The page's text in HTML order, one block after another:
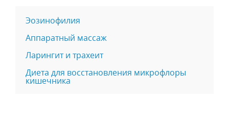
Эозинофилия
Аппаратный массаж
Ларингит и трахеит
Диета для восстановления микрофлоры
кишечника